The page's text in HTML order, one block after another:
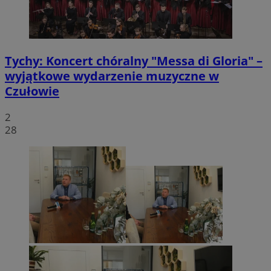
Tychy: Koncert chóralny "Messa di Gloria" –
wyjątkowe wydarzenie muzyczne w
Czułowie
2
28
YouTube
.youtube.com
CookieScriptConsent
CookieScript
mojetychy.pl
4 tygodnie 2